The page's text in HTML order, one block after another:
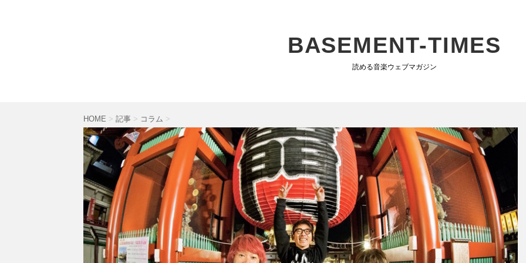
BASEMENT-TIMES
読める音楽ウェブマガジン
HOME > 記事 > コラム >